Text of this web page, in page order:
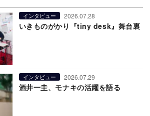
インタビュー 2026.07.28
いきものがかり『tiny desk』舞台裏
インタビュー 2026.07.29
酒井一圭、モナキの活躍を語る